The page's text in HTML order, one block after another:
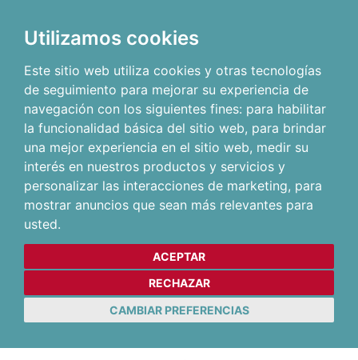
Utilizamos cookies
Este sitio web utiliza cookies y otras tecnologías
de seguimiento para mejorar su experiencia de
navegación con los siguientes fines: para habilitar
la funcionalidad básica del sitio web, para brindar
una mejor experiencia en el sitio web, medir su
interés en nuestros productos y servicios y
personalizar las interacciones de marketing, para
mostrar anuncios que sean más relevantes para
usted.
ACEPTAR
RECHAZAR
CAMBIAR PREFERENCIAS